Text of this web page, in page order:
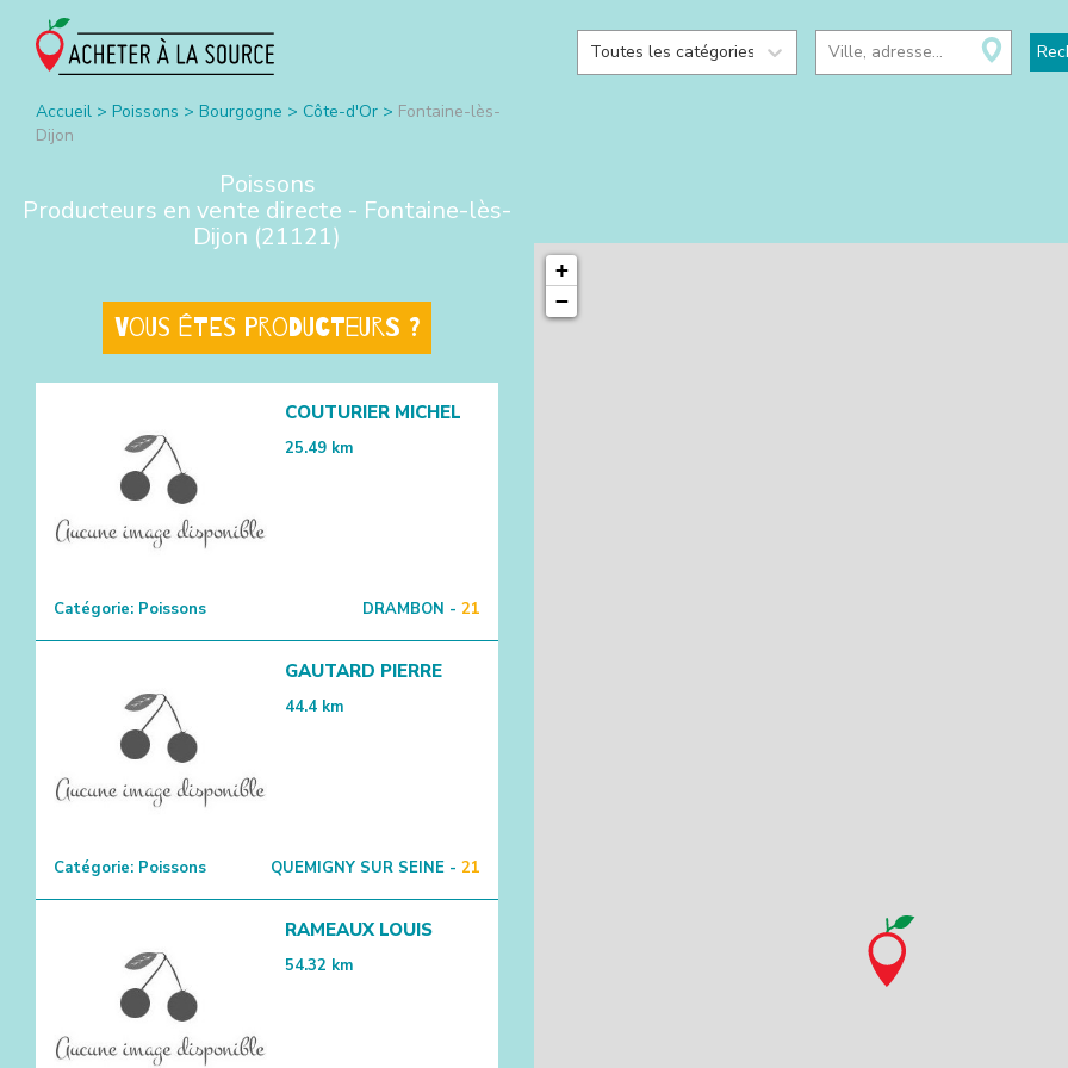
Toutes les catégories Ville, adresse...
Accueil > Poissons > Bourgogne > Côte-d'Or > Fontaine-lès-
Dijon
Poissons
Producteurs en vente directe - Fontaine-lès-
Dijon (21121)
Vous êtes producteurs ?
COUTURIER MICHEL
25.49 km
Catégorie: Poissons DRAMBON - 21
GAUTARD PIERRE
44.4 km
Catégorie: Poissons QUEMIGNY SUR SEINE - 21
RAMEAUX LOUIS
54.32 km
+
−